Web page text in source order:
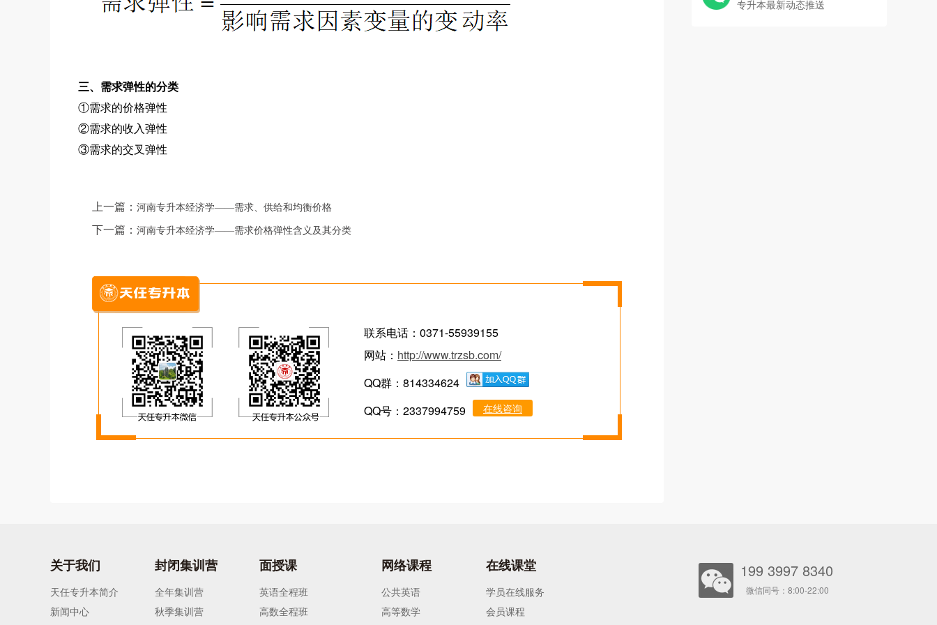
三、需求弹性的分类
①需求的价格弹性
②需求的收入弹性
③需求的交叉弹性
上一篇： 河南专升本经济学——需求、供给和均衡价格
下一篇： 河南专升本经济学——需求价格弹性含义及其分类
联系电话：0371-55939155
网站： http://www.trzsb.com/
QQ群：814334624
QQ号：2337994759
在线咨询
专升本最新动态推送
关于我们
天任专升本简介
新闻中心
封闭集训营
全年集训营
秋季集训营
面授课
英语全程班
高数全程班
网络课程
公共英语
高等数学
在线课堂
学员在线服务
会员课程
199 3997 8340
微信同号：8:00-22:00